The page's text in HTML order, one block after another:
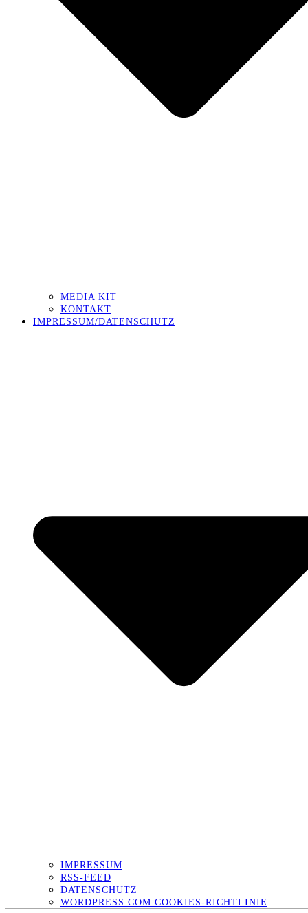
MEDIA KIT
KONTAKT
IMPRESSUM/DATENSCHUTZ
IMPRESSUM
RSS-FEED
DATENSCHUTZ
WORDPRESS.COM COOKIES-RICHTLINIE